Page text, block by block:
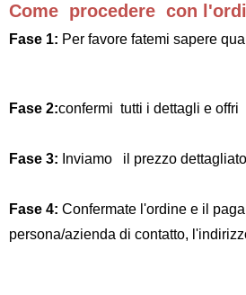
Come procedere con
Fase 1: Per favore fatemi sapere
Fase 2:confermi tutti i dettagli e offri
Fase 3: Inviamo il prezzo
Fase 4: Confermate l'ordine e il
persona/azienda di contatto,